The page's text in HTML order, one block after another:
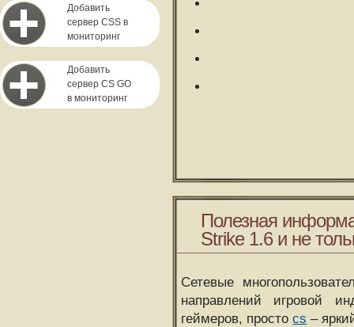
Добавить
сервер CSS в
мониторинг
Добавить
сервер CS GO
в мониторинг
Полезная
Strike 1.6 и не
Сетевые
направлений игровой
геймеров, простоcs –